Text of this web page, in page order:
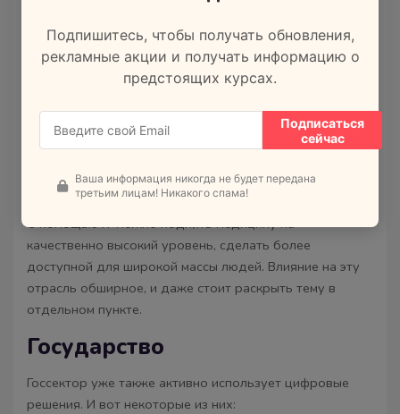
Платформы онлайн-бронирования билетов.
Здравоохранение
Цифровые решения используют для улучшения
медицинской помощи, эффективной работы клиник,
пациентами.
С помощью IT можно поднять медицину на
качественно высокий уровень, сделать более
доступной для широкой массы людей. Влияние на эту
отрасль обширное, и даже стоит раскрыть тему в
отдельном пункте.
Государство
Госсектор уже также активно использует цифровые
решения. И вот некоторые из них:
Подпишитесь, чтобы получать обновления,
рекламные акции и получать информацию о
предстоящих курсах.
Подписаться
сейчас
Ваша информация никогда не будет передана
третьим лицам! Никакого спама!